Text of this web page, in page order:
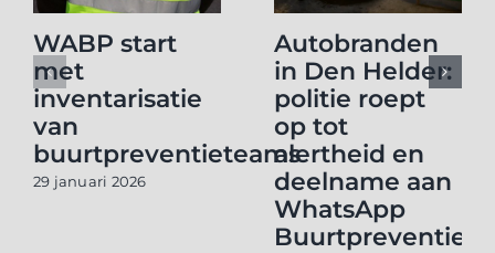
WABP start
met
inventarisatie
van
buurtpreventieteams
29 januari 2026
Autobranden
in Den Helder:
politie roept
op tot
alertheid en
deelname aan
WhatsApp
Buurtpreventie